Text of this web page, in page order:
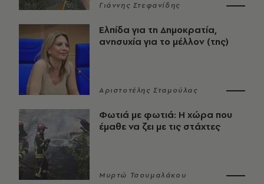
Γιάννης Στεφανίδης
Ελπίδα για τη Δημοκρατία,
ανησυχία για το μέλλον (της)
Αριστοτέλης Σταμούλας
Φωτιά με φωτιά: Η χώρα που
έμαθε να ζει με τις στάχτες
Μυρτώ Τσουμαλάκου